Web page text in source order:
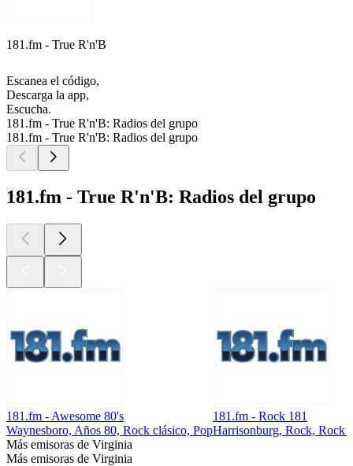
181.fm - True R'n'B
Escanea el código,
Descarga la app,
Escucha.
181.fm - True R'n'B: Radios del grupo
181.fm - True R'n'B: Radios del grupo
181.fm - True R'n'B: Radios del grupo
181.fm - Awesome 80's
Waynesboro, Años 80, Rock clásico, Pop
181.fm - Rock 181
Harrisonburg, Rock, Rock
Más emisoras de Virginia
Más emisoras de Virginia